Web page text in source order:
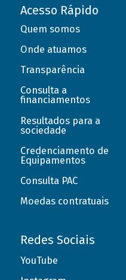
Acesso Rápido
Quem somos
Onde atuamos
Transparência
Consulta a
financiamentos
Resultados para a
sociedade
Credenciamento de
Equipamentos
Consulta PAC
Moedas contratuais
Redes Sociais
YouTube